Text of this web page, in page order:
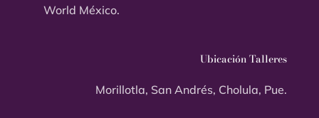
World México.
Ubicación Talleres
Morillotla, San Andrés, Cholula, Pue.